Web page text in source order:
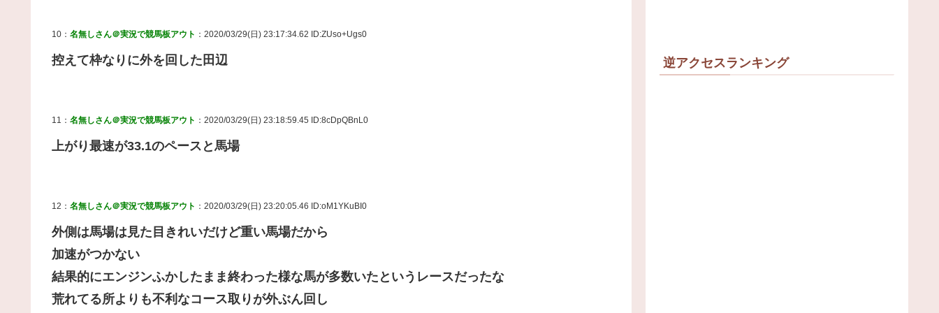
10： 名無しさん＠実況で競馬板アウト ：2020/03/29(日) 23:17:34.62 ID:ZUso+Ugs0
控えて枠なりに外を回した田辺
11： 名無しさん＠実況で競馬板アウト ：2020/03/29(日) 23:18:59.45 ID:8cDpQBnL0
上がり最速が33.1のペースと馬場
12： 名無しさん＠実況で競馬板アウト ：2020/03/29(日) 23:20:05.46 ID:oM1YKuBI0
外側は馬場は見た目きれいだけど重い馬場だから
加速がつかない
結果的にエンジンふかしたまま終わった様な馬が多数いたというレースだったな
荒れてる所よりも不利なコース取りが外ぶん回し
逆アクセスランキング